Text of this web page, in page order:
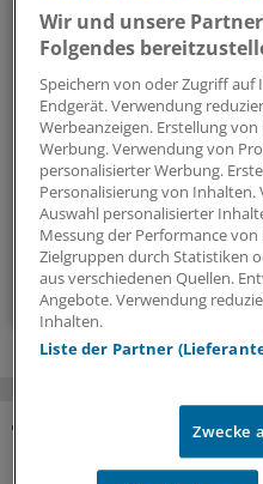
Politik & Debatte
Mit diesem Newsletter
Geschehen in der
Hintergründen und einem
14-tägig,
Zum
MEHR ZUM THEMA
Wir und unsere
Folgendes
Speichern von oder Zugriff
Endgerät. Verwendung
Werbeanzeigen. Erstellung
Werbung. Verwendung von
personalisierter Werbung.
Personalisierung von
Auswahl personalisierter
Messung der Performance
Zielgruppen durch Statistiken
aus verschiedenen Quellen.
Angebote. Verwendung
Inhalten.
Liste der Partner
Zwecke